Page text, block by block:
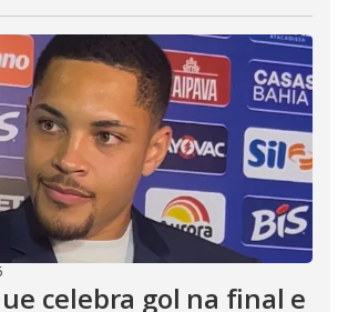
celebra gol na final e